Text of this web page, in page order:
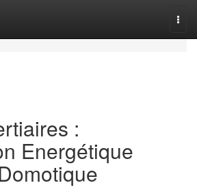
:
Energétique